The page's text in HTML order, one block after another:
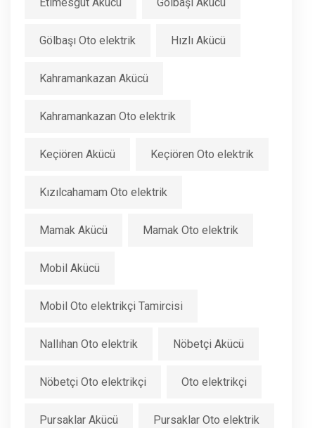
Gölbaşı Oto elektrik Hızlı Akücü
Kahramankazan Akücü
Kahramankazan Oto elektrik
Keçiören Akücü Keçiören Oto elektrik
Kızılcahamam Oto elektrik
Mamak Akücü Mamak Oto elektrik
Mobil Akücü
Mobil Oto elektrikçi Tamircisi
Nallıhan Oto elektrik Nöbetçi Akücü
Nöbetçi Oto elektrikçi Oto elektrikçi
Pursaklar Akücü Pursaklar Oto elektrik